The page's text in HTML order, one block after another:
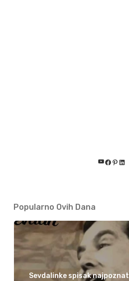
Popularno Ovih Dana
Sevdalinke spisak